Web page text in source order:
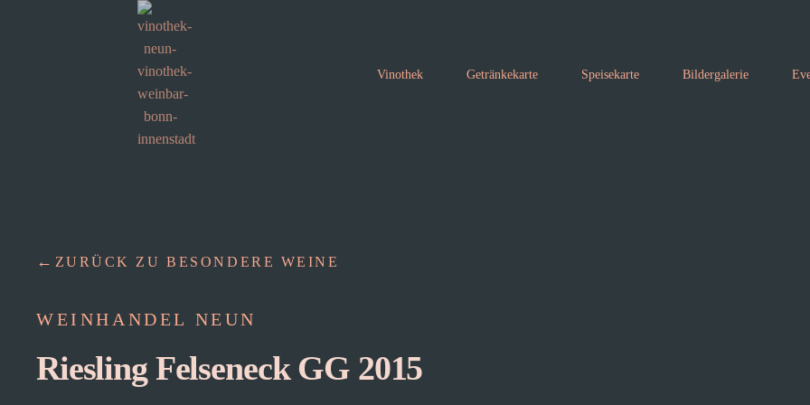
Vinothek Getränkekarte Speisekarte Bildergalerie
ZURÜCK ZU BESONDERE WEINE
WEINHANDEL NEUN
Riesling Felseneck GG 2015